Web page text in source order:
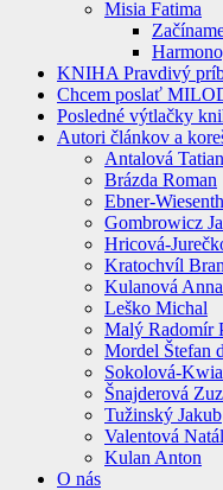
Misia Fatima
KNIHA Pravdivý
Chcem poslať
Posledné výtlačky
Autori článkov a
Antalová
Brázda Roman
Ebner-
Gombrowicz
Hricová-
Kratochvíl
Kulanová Anna
Leško Michal
Malý Radomír
Mordel Štefan
Sokolová-
Šnajderová
Tužinský Jakub
Valentová
Kulan Anton
O nás